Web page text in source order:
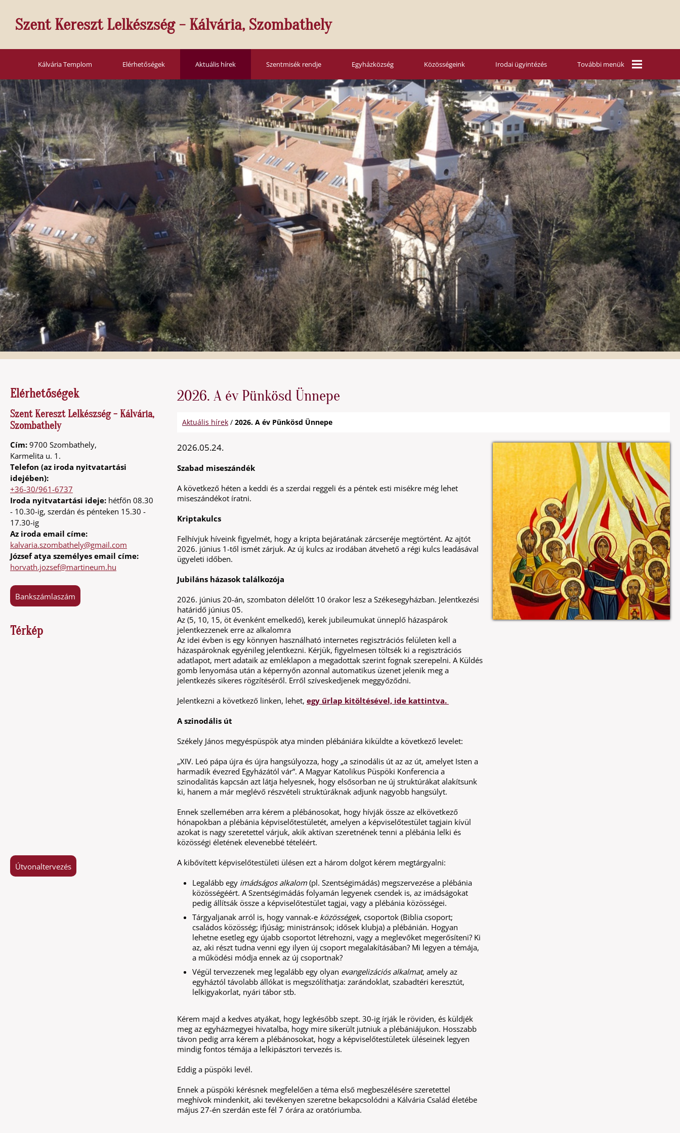
Szent Kereszt Lelkészség - Kálvária, Szombathely
Kálvária Templom Elérhetőségek Aktuális hírek Szentmisék rendje Egyházközség Közösségeink Irodai ügyintézés További menük
Mária Rádió
Vasárnapi
szentbeszédek
Nyári táboraink
Hitoktatás
Galéria
Elérhetőségek
Szent Kereszt Lelkészség - Kálvária,
Szombathely
Cím: 9700 Szombathely,
Karmelita u. 1.
Telefon (az iroda nyitvatartási
idejében):
+36-30/961-6737
Iroda nyitvatartási ideje: hétfőn 08.30
- 10.30-ig, szerdán és pénteken 15.30 -
17.30-ig
Az iroda email címe:
kalvaria.szombathely@gmail.com
József atya személyes email címe:
horvath.jozsef@martineum.hu
Bankszámlaszám
Térkép
Útvonaltervezés
2026. A év Pünkösd Ünnepe
Aktuális hírek / 2026. A év Pünkösd Ünnepe
2026.05.24.
Szabad miseszándék
A következő héten a keddi és a szerdai reggeli és a péntek esti misékre még lehet
miseszándékot íratni.
Kriptakulcs
Felhívjuk híveink figyelmét, hogy a kripta bejáratának zárcseréje megtörtént. Az ajtót
2026. június 1-től ismét zárjuk. Az új kulcs az irodában átvehető a régi kulcs leadásával
ügyeleti időben.
Jubiláns házasok találkozója
2026. június 20-án, szombaton délelőtt 10 órakor lesz a Székesegyházban. Jelentkezési
határidő június 05.
Az (5, 10, 15, öt évenként emelkedő), kerek jubileumukat ünneplő házaspárok
jelentkezzenek erre az alkalomra
Az idei évben is egy könnyen használható internetes regisztrációs felületen kell a
házaspároknak egyénileg jelentkezni. Kérjük, figyelmesen töltsék ki a regisztrációs
adatlapot, mert adataik az emléklapon a megadottak szerint fognak szerepelni. A Küldés
gomb lenyomása után a képernyőn azonnal automatikus üzenet jelenik meg a
jelentkezés sikeres rögzítéséről. Erről szíveskedjenek meggyőződni.
Jelentkezni a következő linken, lehet, egy űrlap kitöltésével, ide kattintva.
A szinodális út
Székely János megyéspüspök atya minden plébániára kiküldte a következő levelet:
„XIV. Leó pápa újra és újra hangsúlyozza, hogy „a szinodális út az az út, amelyet Isten a
harmadik évezred Egyházától vár”. A Magyar Katolikus Püspöki Konferencia a
szinodalitás kapcsán azt látja helyesnek, hogy elsősorban ne új struktúrákat alakítsunk
ki, hanem a már meglévő részvételi struktúráknak adjunk nagyobb hangsúlyt.
Ennek szellemében arra kérem a plébánosokat, hogy hívják össze az elkövetkező
hónapokban a plébánia képviselőtestületét, amelyen a képviselőtestület tagjain kívül
azokat is nagy szeretettel várjuk, akik aktívan szeretnének tenni a plébánia lelki és
közösségi életének elevenebbé tételéért.
A kibővített képviselőtestületi ülésen ezt a három dolgot kérem megtárgyalni:
Legalább egy imádságos alkalom(pl. Szentségimádás) megszervezése a plébánia
közösségéért. A Szentségimádás folyamán legyenek csendek is, az imádságokat
pedig állítsák össze a képviselőtestület tagjai, vagy a plébánia közösségei.
Tárgyaljanak arról is, hogy vannak-e közösségek, csoportok (Biblia csoport;
családos közösség; ifjúság; ministránsok; idősek klubja) a plébánián. Hogyan
lehetne esetleg egy újabb csoportot létrehozni, vagy a meglevőket megerősíteni? Ki
az, aki részt tudna venni egy ilyen új csoport megalakításában? Mi legyen a témája,
a működési módja ennek az új csoportnak?
Végül tervezzenek meg legalább egy olyan evangelizációs alkalmat, amely az
egyháztól távolabb állókat is megszólíthatja: zarándoklat, szabadtéri keresztút,
lelkigyakorlat, nyári tábor stb.
Kérem majd a kedves atyákat, hogy legkésőbb szept. 30-ig írják le röviden, és küldjék
meg az egyházmegyei hivatalba, hogy mire sikerült jutniuk a plébániájukon. Hosszabb
távon pedig arra kérem a plébánosokat, hogy a képviselőtestületek üléseinek legyen
mindig fontos témája a lelkipásztori tervezés is.
Eddig a püspöki levél.
Ennek a püspöki kérésnek megfelelően a téma első megbeszélésére szeretettel
meghívok mindenkit, aki tevékenyen szeretne bekapcsolódni a Kálvária Család életébe
május 27-én szerdán este fél 7 órára az oratóriumba.